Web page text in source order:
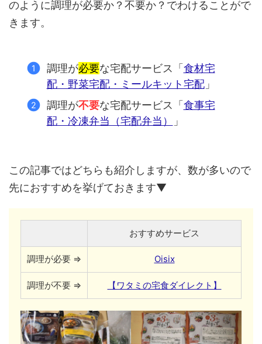
のように調理が必要か？不要か？でわけることがで
きます。
調理が必要な宅配サービス「食材宅
配・野菜宅配・ミールキット宅配」
調理が不要な宅配サービス「食事宅
配・冷凍弁当（宅配弁当）
」
この記事ではどちらも紹介しますが、数が多いので
先におすすめを挙げておきます▼
おすすめサービス
調理が必要 ⇒ Oisix
調理が不要 ⇒ 【ワタミの宅食ダイレクト】